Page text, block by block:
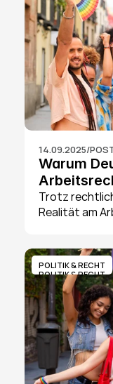
14.09.2025/
Warum
Trotz
Realität am
POLITIK & RECHT
POLITIK & RECHT